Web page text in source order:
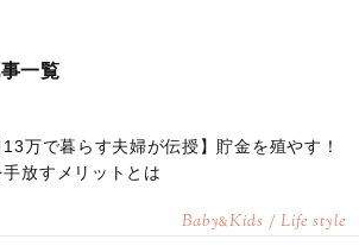
一覧
13万で暮らす夫婦が伝授】貯金を殖やす！
手放すメリットとは
Baby&Kids / Life style